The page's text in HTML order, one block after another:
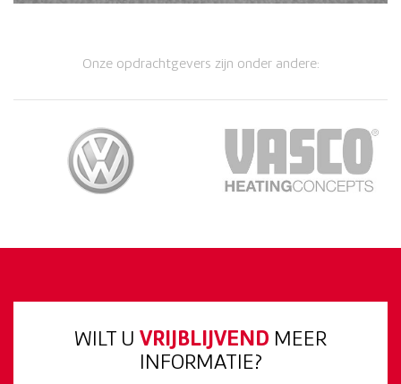
Onze opdrachtgevers zijn onder andere:
WILT U VRIJBLIJVEND MEER
INFORMATIE?